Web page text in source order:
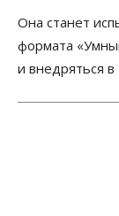
Она станет
формата
и внедряться